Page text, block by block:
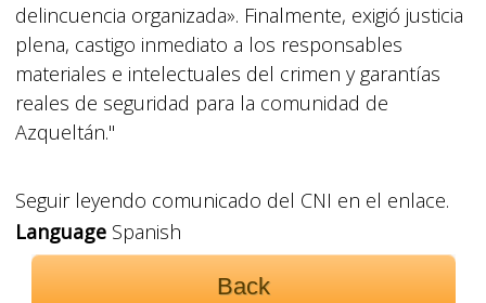
delincuencia organizada». Finalmente, exigió justicia
plena, castigo inmediato a los responsables
materiales e intelectuales del crimen y garantías
reales de seguridad para la comunidad de
Azqueltán."
Seguir leyendo comunicado del CNI en el enlace.
LanguageSpanish
Back